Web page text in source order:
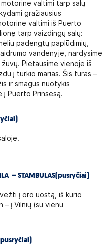
valtimi tarp salų
gražiausius
valtimi iš Puerto
tarp vaizdingų salų:
padengtų paplūdimių,
vandenyje, nardysime
Pietausime vienoje iš
į turkio marias. Šis turas –
ir smagus nuotykis
į Puerto Prinsesą.
– STAMBULAS(pusryčiai)
į oro uostą, iš kurio
– į Vilnių (su vienu